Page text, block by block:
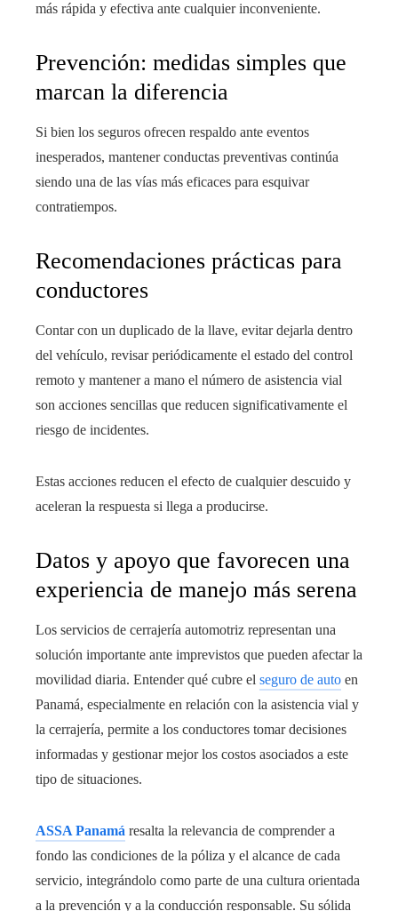
más rápida y efectiva ante cualquier inconveniente.
Prevención: medidas simples que
marcan la diferencia
Si bien los seguros ofrecen respaldo ante eventos
inesperados, mantener conductas preventivas continúa
siendo una de las vías más eficaces para esquivar
contratiempos.
Recomendaciones prácticas para
conductores
Contar con un duplicado de la llave, evitar dejarla dentro
del vehículo, revisar periódicamente el estado del control
remoto y mantener a mano el número de asistencia vial
son acciones sencillas que reducen significativamente el
riesgo de incidentes.
Estas acciones reducen el efecto de cualquier descuido y
aceleran la respuesta si llega a producirse.
Datos y apoyo que favorecen una
experiencia de manejo más serena
Los servicios de cerrajería automotriz representan una
solución importante ante imprevistos que pueden afectar la
movilidad diaria. Entender qué cubre el seguro de auto en
Panamá, especialmente en relación con la asistencia vial y
la cerrajería, permite a los conductores tomar decisiones
informadas y gestionar mejor los costos asociados a este
tipo de situaciones.
ASSA Panamá resalta la relevancia de comprender a
fondo las condiciones de la póliza y el alcance de cada
servicio, integrándolo como parte de una cultura orientada
a la prevención y a la conducción responsable. Su sólida